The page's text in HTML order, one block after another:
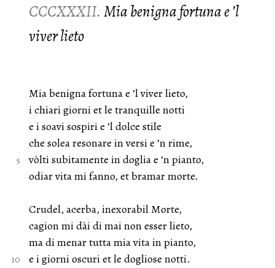
CCCXXXII. Mia benigna fortuna e ’l
viver lieto
Mia benigna fortuna e ’l viver lieto,
i chiari giorni et le tranquille notti
e i soavi sospiri e ’l dolce stile
che solea resonare in versi e ’n rime,
vòlti subitamente in doglia e ’n pianto,
odiar vita mi fanno, et bramar morte.
Crudel, acerba, inexorabil Morte,
cagion mi dài di mai non esser lieto,
ma di menar tutta mia vita in pianto,
e i giorni oscuri et le dogliose notti.